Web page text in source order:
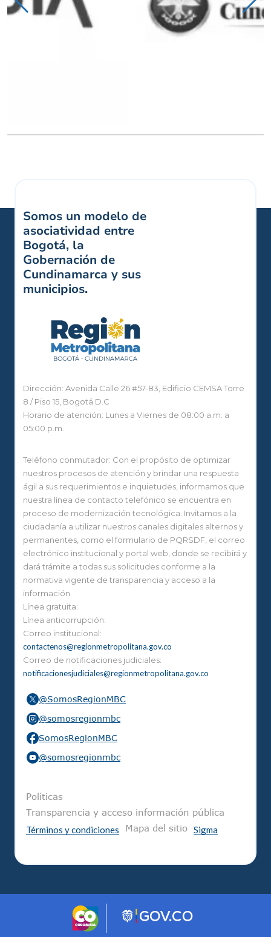
Somos un modelo de
asociatividad entre
Bogotá, la
Gobernación de
Cundinamarca y sus
municipios.
Dirección: Avenida Calle 26 #57-83, Edificio CEMSA Torre
8 / Piso 15, Bogotá D.C
Horario de atención: Lunes a Viernes de 08:00 a.m. a
05:00 p.m.
Teléfono conmutador: Con el propósito de optimizar
nuestros procesos de atención y brindar una respuesta
ágil a sus requerimientos e inquietudes, informamos que
nuestra línea de contacto telefónico se encuentra en
proceso de modernización tecnológica. Invitamos a la
ciudadanía a utilizar nuestros canales digitales alternos y
permanentes, como el formulario de PQRSDF, el correo
electrónico institucional y portal web, donde se recibirá y
dará trámite a todas sus solicitudes conforme a la
normativa vigente de transparencia y acceso a la
información.
Línea gratuita:
Línea anticorrupción:
Correo institucional:
contactenos@regionmetropolitana.gov.co
Correo de notificaciones judiciales:
notificacionesjudiciales@regionmetropolitana.gov.co
@SomosRegionMBC
@somosregionmbc
SomosRegionMBC
@somosregionmbc
Pie de página
Políticas
Transparencia y acceso información pública
Términos y condiciones
Mapa del sitio Sigma